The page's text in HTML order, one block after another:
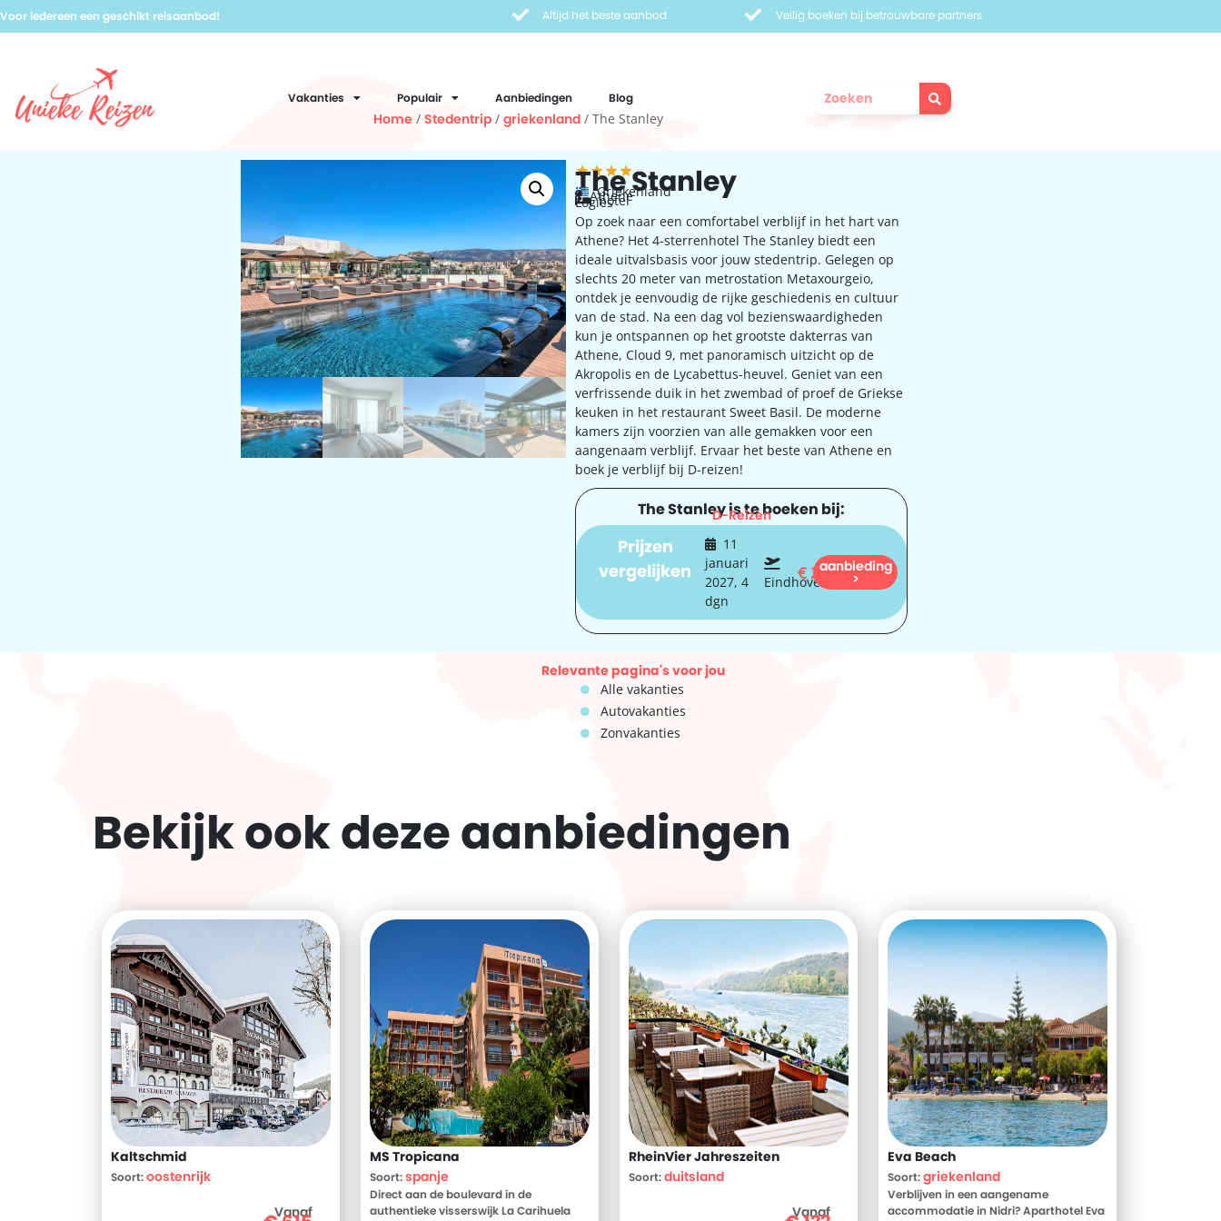
Voor iedereen een geschikt reisaanbod! Altijd het beste aanbod Veilig boeken bij betrouwbare partners
Vakanties Populair Aanbiedingen Blog
Home / Stedentrip/ griekenland/ The Stanley
The Stanley
Griekenland
Athene
hotel
Logies
Op zoek naar een comfortabel verblijf in het hart van
Athene? Het 4-sterrenhotel The Stanley biedt een
ideale uitvalsbasis voor jouw stedentrip. Gelegen op
slechts 20 meter van metrostation Metaxourgeio,
ontdek je eenvoudig de rijke geschiedenis en cultuur
van de stad. Na een dag vol bezienswaardigheden
kun je ontspannen op het grootste dakterras van
Athene, Cloud 9, met panoramisch uitzicht op de
Akropolis en de Lycabettus-heuvel. Geniet van een
verfrissende duik in het zwembad of proef de Griekse
keuken in het restaurant Sweet Basil. De moderne
kamers zijn voorzien van alle gemakken voor een
aangenaam verblijf. Ervaar het beste van Athene en
boek je verblijf bij D-reizen!
The Stanley is te boeken bij:
D-Reizen
Prijzen
vergelijken
11
januari
2027, 4
dgn
Eindhoven
€251
aanbieding
>
Relevante pagina's voor jou
Alle vakanties
Autovakanties
Zonvakanties
Bekijk ook dezeaanbiedingen
Kaltschmid
Soort:oostenrijk
Vanaf
MS Tropicana
Soort:spanje
Direct aan de boulevard in de
authentieke visserswijk La Carihuela
RheinVier Jahreszeiten
Soort:duitsland
Vanaf
Eva Beach
Soort:griekenland
Verblijven in een aangename
accommodatie in Nidri? Aparthotel Eva